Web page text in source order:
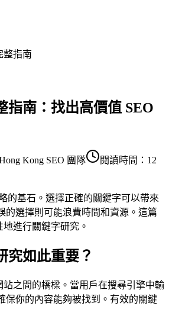
整指南
指南：找出高價值 SEO
Kong SEO 團隊
閱讀時間：12
的基石。選擇正確的關鍵字可以帶來
的選擇則可能浪費時間和資源。這篇
進行關鍵字研究。
究如此重要？
站之間的橋樑。當用戶在搜尋引擎中輸
保你的內容能夠被找到。有效的關鍵